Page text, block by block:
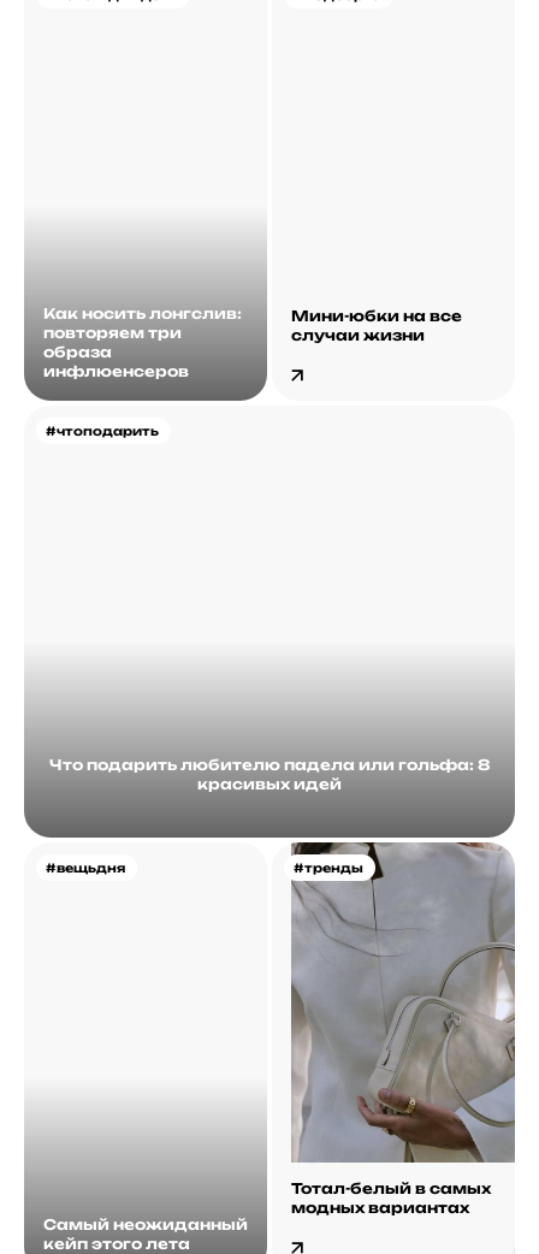
Как носить лонгслив:
повторяем три
образа
инфлюенсеров
#чтоподарить
Что подарить любителю падела или гольфа: 8
красивых идей
Мини-юбки на все
случаи жизни
#вещьдня
Самый неожиданный
кейп этого лета
#тренды
Тотал-белый в самых
модных вариантах